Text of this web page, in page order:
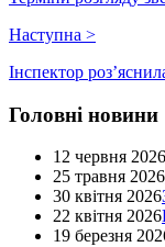
Наступна >
Інспектор
Головні новини
12 червня 2026
25 травня 2026
30 квітня 2026
22 квітня 2026
19 березня